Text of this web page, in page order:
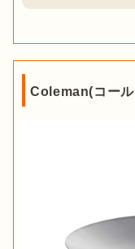
Coleman(コール